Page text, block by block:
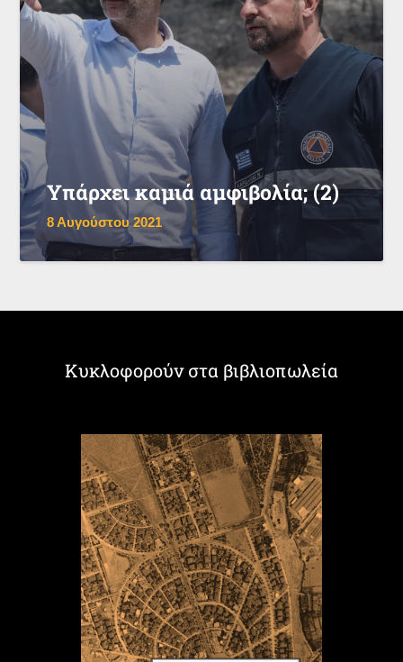
Υπάρχει καμιά αμφιβολία; (2)
8 Αυγούστου 2021
Κυκλοφορούν στα βιβλιοπωλεία